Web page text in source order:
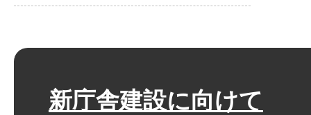
新庁舎建設に向けて